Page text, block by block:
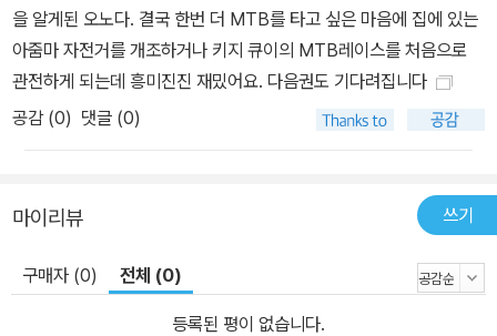
을 알게된 오노다. 결국 한번 더 MTB를 타고 싶은 마음에 집에 있는
아줌마 자전거를 개조하거나 키지 큐이의 MTB레이스를 처음으로
관전하게 되는데 흥미진진 재밌어요. 다음권도 기다려집니다
공감 (0) 댓글 (0)
마이리뷰 쓰기
구매자 (0) 전체 (0)
등록된 평이 없습니다.